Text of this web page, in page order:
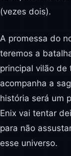
(vezes dois).
A promessa do
teremos a
principal vilão de
acompanha a
história será um
Enix vai tentar
para não
esse universo.